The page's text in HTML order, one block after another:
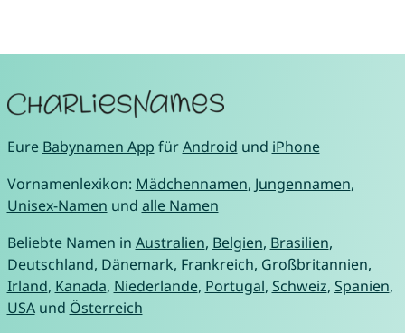
Eure Babynamen App fürAndroid und iPhone
Vornamenlexikon: Mädchennamen, Jungennamen,
Unisex-Namen und alle Namen
Beliebte Namen in Australien, Belgien, Brasilien,
Deutschland, Dänemark, Frankreich, Großbritannien,
Irland, Kanada, Niederlande, Portugal, Schweiz, Spanien,
USAund Österreich